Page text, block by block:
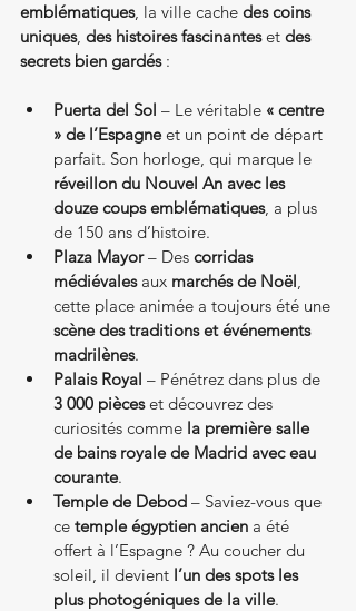
emblématiques, la ville cache des coins
uniques, des histoires fascinantes et des
secrets bien gardés :
Puerta del Sol – Le véritable « centre
» de l’Espagne et un point de départ
parfait. Son horloge, qui marque le
réveillon du Nouvel An avec les
douze coups emblématiques, a plus
de 150 ans d’histoire.
Plaza Mayor – Des corridas
médiévales aux marchés de Noël,
cette place animée a toujours été une
scène des traditions et événements
madrilènes.
Palais Royal – Pénétrez dans plus de
3 000 pièces et découvrez des
curiosités comme la première salle
de bains royale de Madrid avec eau
courante.
Temple de Debod – Saviez-vous que
ce temple égyptien ancien a été
offert à l’Espagne ? Au coucher du
soleil, il devient l’un des spots les
plus photogéniques de la ville.